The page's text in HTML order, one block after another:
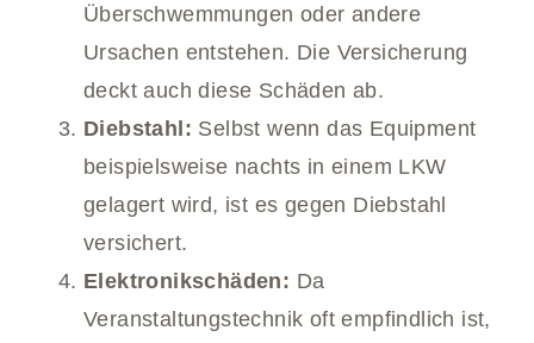
Überschwemmungen oder andere
Ursachen entstehen. Die Versicherung
deckt auch diese Schäden ab.
Diebstahl: Selbst wenn das Equipment
beispielsweise nachts in einem LKW
gelagert wird, ist es gegen Diebstahl
versichert.
Elektronikschäden: Da
Veranstaltungstechnik oft empfindlich ist,